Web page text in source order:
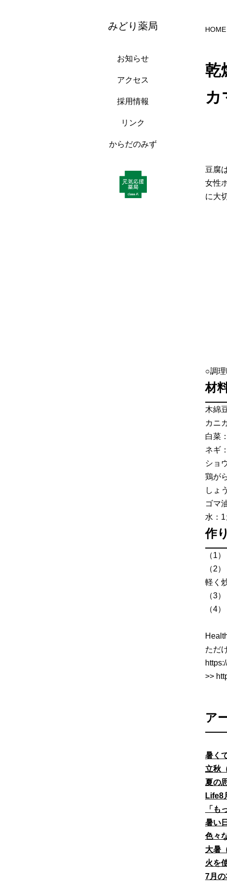
みどり薬局
お知らせ
アクセス
採用情報
リンク
からだのみず
HOME
乾
カ
豆腐
女性
に大
○調
材
木綿
カニ
白菜
ネギ
ショ
鶏が
しょ
ゴマ
水：
作
（1
（2
軽く
（3
（4
ただ
>>
ア
暑く
立秋
夏の
Life8
「も
暑い
色々
大暑
火を
7月の